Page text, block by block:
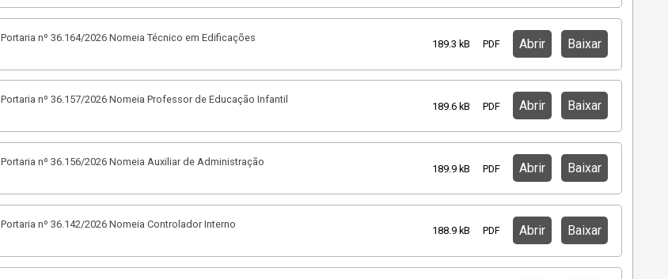
Portaria nº 36.164/2026 Nomeia Técnico em Edificações
189.3 kB PDF Abrir Baixar
Portaria nº 36.157/2026 Nomeia Professor de Educação Infantil
189.6 kB PDF Abrir Baixar
Portaria nº 36.156/2026 Nomeia Auxiliar de Administração
189.9 kB PDF Abrir Baixar
Portaria nº 36.142/2026 Nomeia Controlador Interno
188.9 kB PDF Abrir Baixar